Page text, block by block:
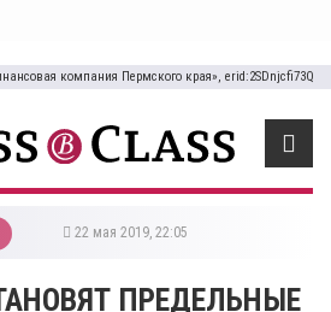
компания Пермского края», erid:2SDnjcfi73Q
22 мая 2019, 22:05
ПРЕДЕЛЬНЫЕ